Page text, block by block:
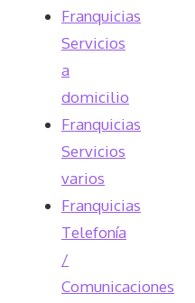
Franquicias
Servicios
a
domicilio
Franquicias
Servicios
varios
Franquicias
Telefonía
/
Comunicaciones